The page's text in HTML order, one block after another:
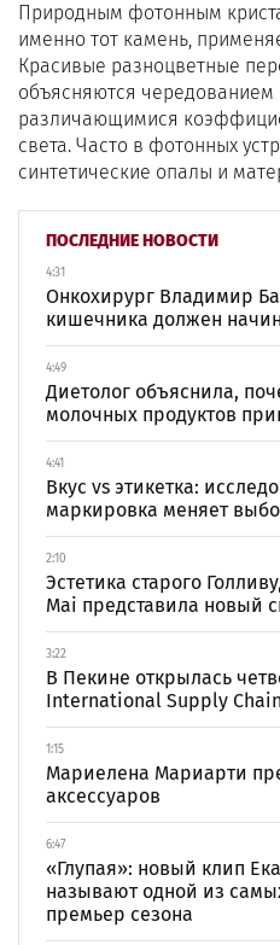
ПОСЛЕДНИЕ НОВОСТИ
4:31
Онкохирург Владимир
кишечника должен
4:49
Диетолог объяснила,
молочных продуктов
4:41
Вкус vs этикетка:
маркировка меняет
2:10
Эстетика старого
Mai представила новый
3:22
В Пекине открылась
International Supply
1:15
Мариелена Мариарти
аксессуаров
6:47
«Глупая»: новый клип
называют одной из
премьер сезона
Природным фотонным
именно тот камень,
Красивые разноцветные
объясняются чередованием
различающимися
света. Часто в фотонных
синтетические опалы и